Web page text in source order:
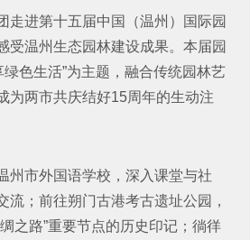
走进第十五届中国（温州）国际园
受温州生态园林建设成果。本届园
绿色生活”为主题，融合传统园林艺
为两市共庆结好15周年的生动注
州市外国语学校，深入课堂与社
流；前往朔门古港考古遗址公园，
之路”重要节点的历史印记；徜徉